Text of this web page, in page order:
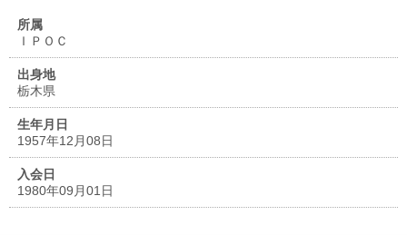
所属
ＩＰＯＣ
出身地
栃木県
生年月日
1957年12月08日
入会日
1980年09月01日